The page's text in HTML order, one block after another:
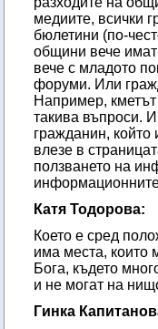
медиите, всички
бюлетини (по-
общини вече
вече с младото
форуми. Или
Например,
такива въпроси.
гражданин,
влезе в
ползването на
Катя Тодорова:
Което е сред
има места, които
Бога, където
и не могат на
Гинка